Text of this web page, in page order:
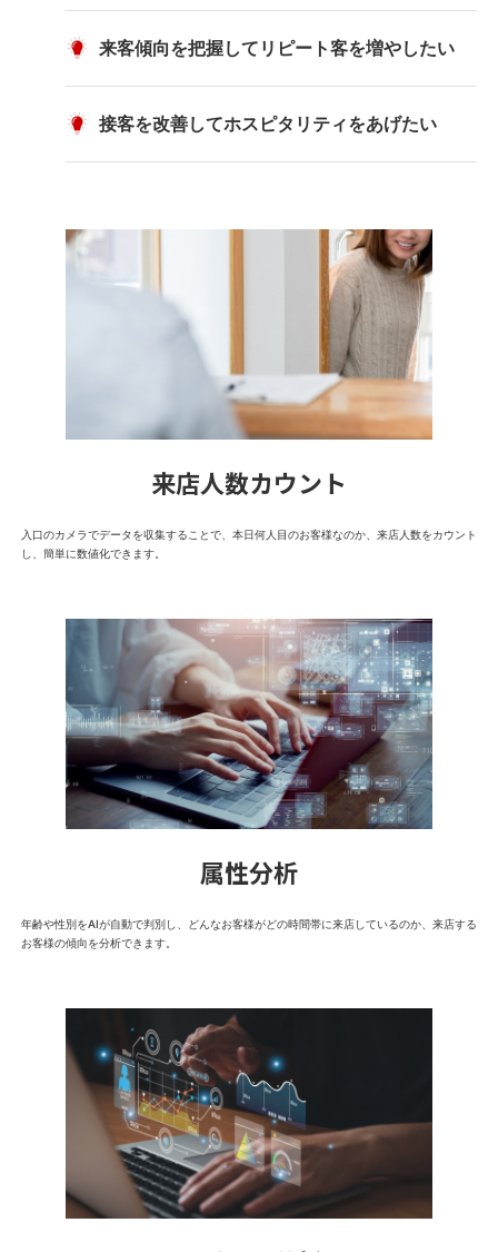
来客傾向を把握してリピート客を増やしたい
接客を改善してホスピタリティをあげたい
来店人数カウント
入口のカメラでデータを収集することで、本日何人目のお客様なのか、来店人数をカウント
し、簡単に数値化できます。
属性分析
年齢や性別をAIが自動で判別し、どんなお客様がどの時間帯に来店しているのか、来店する
お客様の傾向を分析できます。